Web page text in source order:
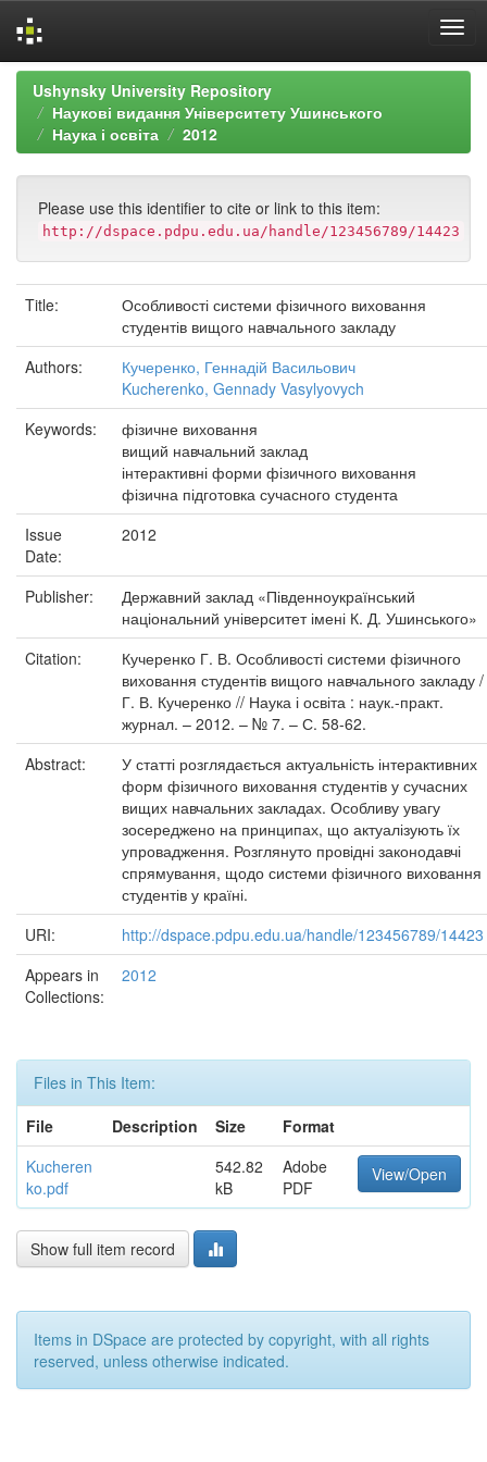
Skip
navigation
Ushynsky University Repository
Наукові видання Університету Ушинського
Наука і освіта
2012
Please use this identifier to cite or link to this item:
http://dspace.pdpu.edu.ua/handle/123456789/14423
Title:
Особливості системи фізичного виховання
студентів вищого навчального закладу
Authors:
Кучеренко, Геннадій Васильович
Kucherenko, Gennady Vasylyovych
Keywords:
фізичне виховання
вищий навчальний заклад
інтерактивні форми фізичного виховання
фізична підготовка сучасного студента
Issue
Date:
2012
Publisher:
Державний заклад «Південноукраїнський
національний університет імені К. Д. Ушинського»
Citation:
Кучеренко Г. В. Особливості системи фізичного
виховання студентів вищого навчального закладу /
Г. В. Кучеренко // Наука і освіта : наук.-практ.
журнал. – 2012. – № 7. – С. 58-62.
Abstract:
У статті розглядається актуальність інтерактивних
форм фізичного виховання студентів у сучасних
вищих навчальних закладах. Особливу увагу
зосереджено на принципах, що актуалізують їх
упровадження. Розглянуто провідні законодавчі
спрямування, щодо системи фізичного виховання
студентів у країні.
URI:
http://dspace.pdpu.edu.ua/handle/123456789/14423
Appears in
Collections:
2012
Files in This Item:
File
Description Size
Format
Kucheren
ko.pdf
542.82
kB
Adobe
PDF
View/Open
Show full item record
Items in DSpace are protected by copyright, with all rights
reserved, unless otherwise indicated.